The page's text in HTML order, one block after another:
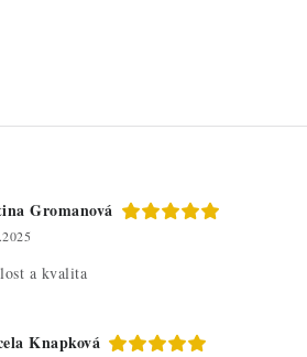
Gromanová
a kvalita
Knapková